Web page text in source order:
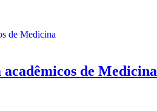
de Medicina